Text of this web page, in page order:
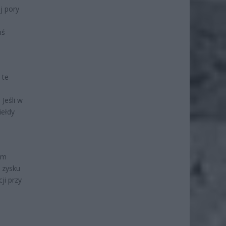
pory
te
w
przy